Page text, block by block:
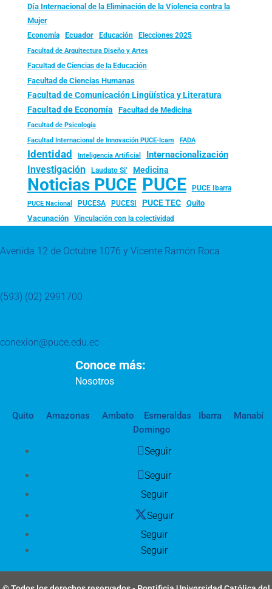
Día Internacional de la Eliminación de la Violencia contra la
Mujer
Economía Ecuador Educación Elecciones 2025
Facultad de Arquitectura Diseño y Artes
Facultad de Ciencias de la Educación
Facultad de Ciencias Humanas
Facultad de Comunicación Lingüística y Literatura
Facultad de Economía Facultad de Medicina
Facultad de Psicología
Facultad Internacional de Innovación PUCE-Icam FADA
Identidad Inteligencia Artificial Internacionalización
Investigación Laudato Si’ Medicina
Noticias PUCE PUCE PUCE Ibarra
PUCE Nacional PUCESA PUCESI PUCE TEC
Quito
Vacunación
Vinculación con la colectividad
Avenida 12 de Octubre 1076 y Vicente Ramón Roca
(593) (02) 2991700
conexion@puce.edu.ec
Conoce más:
Nosotros
Quito Amazonas Ambato Esmeraldas Ibarra
Manabí
Domingo
Seguir
Seguir
Seguir
Seguir
Seguir
Seguir